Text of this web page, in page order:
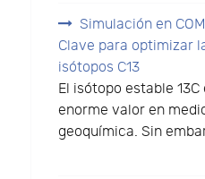
Simulación en
Clave para optimizar
isótopos C13
El isótopo estable
enorme valor en
geoquímica. Sin